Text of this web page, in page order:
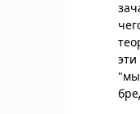
"мы